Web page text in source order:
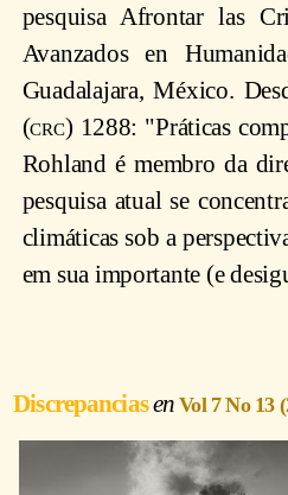
pesquisa Afrontar las
Avanzados en
Guadalajara, México.
(crc) 1288: "Práticas
Rohland é membro da
pesquisa atual se
climáticas sob a
em sua importante (e
Discrepancias Vol 7 No 13